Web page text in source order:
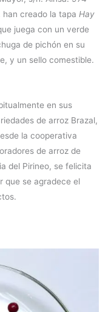
, han creado la tapa Hay
juega con un verde
de pichón en su
y un sello comestible.
en sus
de arroz Brazal,
la cooperativa
de arroz de
del Pirineo, se felicita
que se agradece el